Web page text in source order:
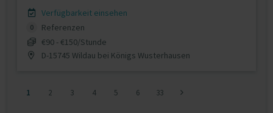
Verfügbarkeit einsehen
0
Referenzen
€90 - €150/Stunde
D-15745 Wildau bei Königs Wusterhausen
1 2 3 4 5 6 33